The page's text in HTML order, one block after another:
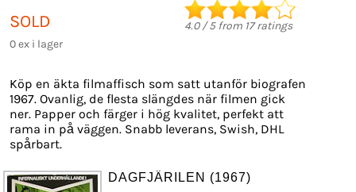
SOLD
0 ex i lager
4.0/5from 17ratings
Köp en äkta filmaffisch som satt utanför biografen
1967. Ovanlig, de flesta slängdes när filmen gick
ner. Papper och färger i hög kvalitet, perfekt att
rama in på väggen. Snabb leverans, Swish, DHL
spårbart.
DAGFJÄRILEN (1967)